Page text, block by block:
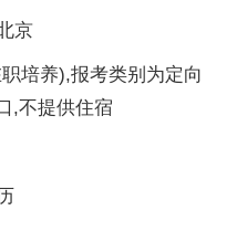
京
培养),报考类别为定向
,不提供住宿